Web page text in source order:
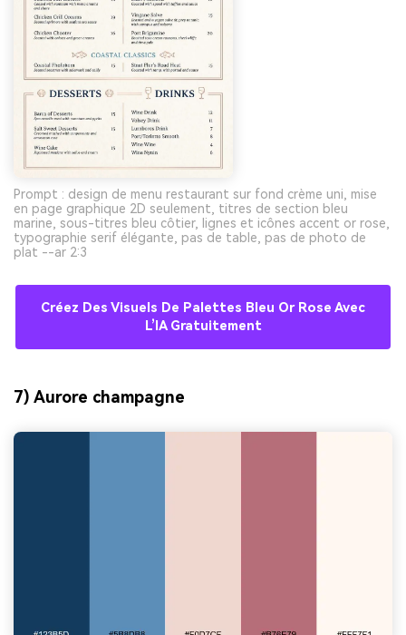
Prompt : design de menu restaurant sur fond crème uni, mise
en page graphique 2D seulement, titres de section bleu
marine, sous-titres bleu côtier, lignes et icônes accent or rose,
typographie serif élégante, pas de table, pas de photo de
plat --ar 2:3
Créez Des Visuels De Palettes Bleu Or Rose Avec
L’IA Gratuitement
7) Aurore champagne